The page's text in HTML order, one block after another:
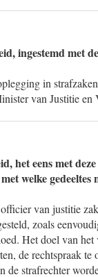
ingestemd met
in
van Justitie
het eens met
welke gedeeltes
van justitie
zoals
Het doel van
de rechtspraak
strafrechter